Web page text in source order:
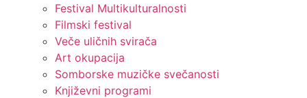
Festival Multikulturalnosti
Filmski festival
Veče uličnih svirača
Art okupacija
Somborske muzičke svečanosti
Književni programi